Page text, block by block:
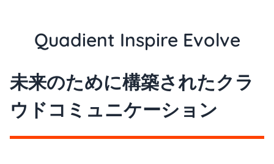
Quadient Inspire Evolve
未来のために構築されたクラ
ウドコミュニケーション